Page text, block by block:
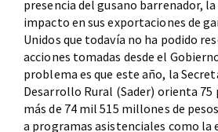
presencia del gusano barrenador,
impacto en sus exportaciones de
Unidos que todavía no ha podido
acciones tomadas desde el
problema es que este año, la
Desarrollo Rural (Sader) orienta 75
más de 74 mil 515 millones de
a programas asistenciales como la